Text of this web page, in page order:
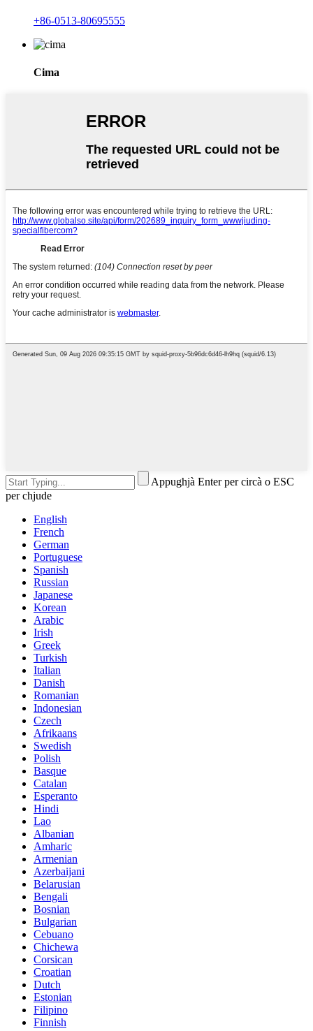
+86-0513-80695555
Cima
Appughjà Enter per circà o ESC
per chjude
English
French
German
Portuguese
Spanish
Russian
Japanese
Korean
Arabic
Irish
Greek
Turkish
Italian
Danish
Romanian
Indonesian
Czech
Afrikaans
Swedish
Polish
Basque
Catalan
Esperanto
Hindi
Lao
Albanian
Amharic
Armenian
Azerbaijani
Belarusian
Bengali
Bosnian
Bulgarian
Cebuano
Chichewa
Corsican
Croatian
Dutch
Estonian
Filipino
Finnish